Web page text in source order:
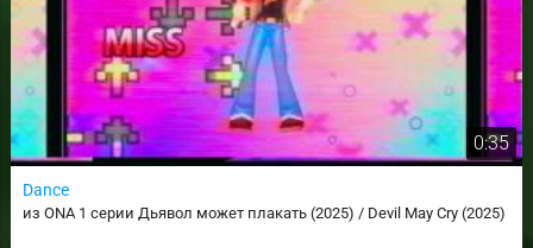
0:35
Dance
из ONA 1 серии Дьявол может плакать (2025) / Devil May Cry (2025)